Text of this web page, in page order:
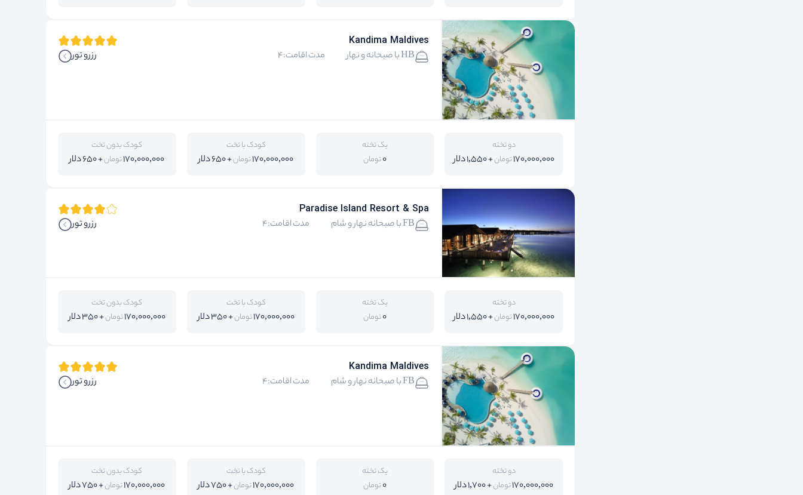
Kandima Maldives
HB با صبحانه و نهار مدت اقامت:4 رزرو تور
دو تخته
170,000,000تومان+ 1,550 دلار
یک تخته
0تومان
کودک با تخت
170,000,000تومان+ 650 دلار
کودک بدون تخت
170,000,000تومان+ 650 دلار
Paradise Island Resort & Spa
FB با صبحانه نهار و شام مدت اقامت:4 رزرو تور
دو تخته
170,000,000تومان+ 1,550 دلار
یک تخته
0تومان
کودک با تخت
170,000,000تومان+ 350 دلار
کودک بدون تخت
170,000,000تومان+ 350 دلار
Kandima Maldives
FB با صبحانه نهار و شام مدت اقامت:4 رزرو تور
دو تخته
170,000,000تومان+ 1,700 دلار
یک تخته
0تومان
کودک با تخت
170,000,000تومان+ 750 دلار
کودک بدون تخت
170,000,000تومان+ 750 دلار